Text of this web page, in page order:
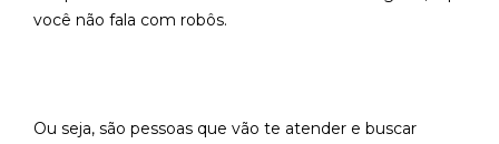
você não fala com robôs.
Ou seja, são pessoas que vão te atender e buscar